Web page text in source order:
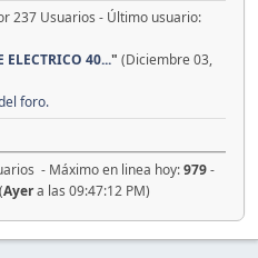
237 Usuarios - Último usuario:
ELECTRICO 40..." (Diciembre 03,
foro.
- Máximo en linea hoy:979-
Ayera las 09:47:12 PM)